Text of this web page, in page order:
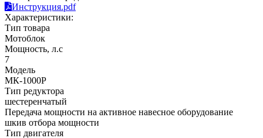
Инструкция.pdf
Характеристики:
Тип товара
Мотоблок
Мощность, л.с
7
Модель
МК-1000P
Тип редуктора
шестеренчатый
Передача мощности на активное навесное оборудование
шкив отбора мощности
Тип двигателя